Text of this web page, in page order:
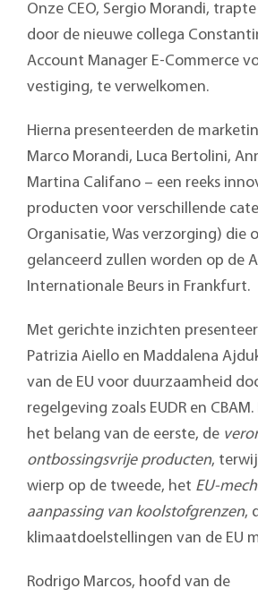
Onze CEO, Sergio Morandi,
door de nieuwe collega
Account Manager E-Commerce
vestiging, te verwelkomen.
Hierna presenteerden de
Marco Morandi, Luca Bertolini,
Martina Califano – een reeks
producten voor verschillende
Organisatie, Was verzorging) die
gelanceerd zullen worden op de
Internationale Beurs in Frankfurt.
Met gerichte inzichten
Patrizia Aiello en Maddalena
van de EU voor duurzaamheid
regelgeving zoals EUDR en
het belang van de eerste, de
ontbossingsvrije producten,
wierp op de tweede, het EU-
aanpassing van koolstofgrenzen,
klimaatdoelstellingen van de EU
Rodrigo Marcos, hoofd van de